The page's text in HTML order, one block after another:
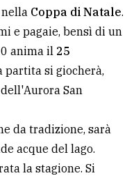
Coppa di Natale.
e pagaie, bensì di un
anima il 25
partita si giocherà,
San
da tradizione, sarà
acque del lago.
la stagione. Si